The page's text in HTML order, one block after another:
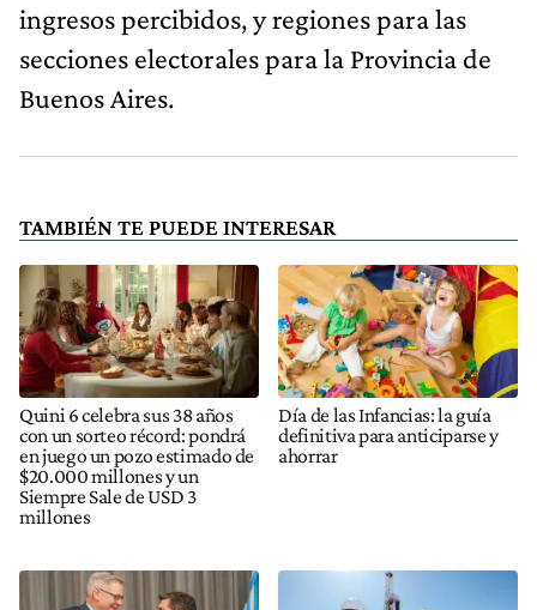
ingresos percibidos, y regiones para las
secciones electorales para la Provincia de
Buenos Aires.
TAMBIÉN TE PUEDE INTERESAR
Quini 6 celebra sus 38 años
con un sorteo récord: pondrá
en juego un pozo estimado de
$20.000 millones y un
Siempre Sale de USD 3
millones
Día de las Infancias: la guía
definitiva para anticiparse y
ahorrar